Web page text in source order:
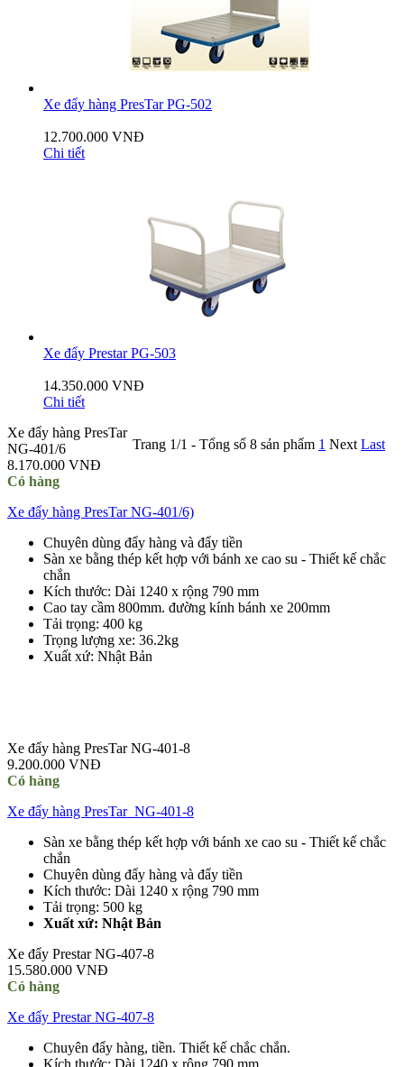
Xe đẩy hàng PresTar PG-502
12.700.000 VNĐ
Chi tiết
Xe đẩy Prestar PG-503
14.350.000 VNĐ
Chi tiết
Trang 1/1 - Tổng số 8 sản phẩm 1 Next Last
Xe đẩy hàng PresTar
NG-401/6
8.170.000 VNĐ
Có hàng
Xe đẩy hàng PresTar NG-401/6)
Chuyên dùng đẩy hàng và đẩy tiền
Sàn xe bằng thép kết hợp với bánh xe cao su - Thiết kế chắc
chắn
Kích thước: Dài 1240 x rộng 790 mm
Cao tay cầm 800mm. đường kính bánh xe 200mm
Tải trọng: 400 kg
Trọng lượng xe: 36.2kg
Xuất xứ: Nhật Bản
Xe đẩy hàng PresTar NG-401-8
9.200.000 VNĐ
Có hàng
Xe đẩy hàng PresTar NG-401-8
Sàn xe bằng thép kết hợp với bánh xe cao su - Thiết kế chắc
chắn
Chuyên dùng đẩy hàng và đẩy tiền
Kích thước: Dài 1240 x rộng 790 mm
Tải trọng: 500 kg
Xuất xứ: Nhật Bản
Xe đẩy Prestar NG-407-8
15.580.000 VNĐ
Có hàng
Xe đẩy Prestar NG-407-8
Chuyên đẩy hàng, tiền. Thiết kế chắc chắn.